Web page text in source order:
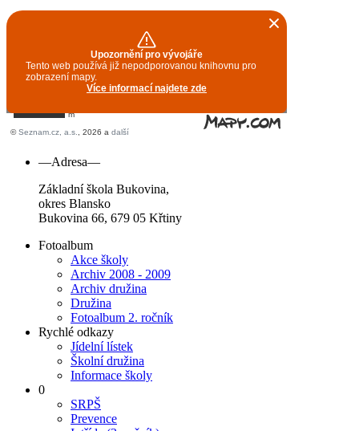
—Adresa—
Základní škola Bukovina,
okres Blansko
Bukovina 66, 679 05 Křtiny
Fotoalbum
Akce školy
Archiv 2008 - 2009
Archiv družina
Družina
Fotoalbum 2. ročník
Rychlé odkazy
Jídelní lístek
Školní družina
Informace školy
0
SRPŠ
Prevence